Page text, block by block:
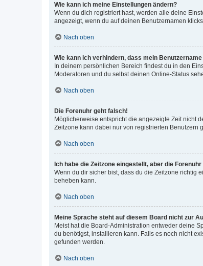
Wie kann ich meine Einstellungen ändern?
Wenn du dich registriert hast, werden alle deine
angezeigt, wenn du auf deinen Benutzernamen
Nach oben
Wie kann ich verhindern, dass mein
In deinem persönlichen Bereich findest du in den
Moderatoren und du selbst deinen Online-Status
Nach oben
Die Forenuhr geht falsch!
Möglicherweise entspricht die angezeigte Zeit nicht
Zeitzone kann dabei nur von registrierten Benutzern
Nach oben
Ich habe die Zeitzone eingestellt, aber die
Wenn du dir sicher bist, dass du die Zeitzone richtig
beheben kann.
Nach oben
Meine Sprache steht auf diesem Board nicht zur
Meist hat die Board-Administration entweder deine
du benötigst, installieren kann. Falls es noch nicht
gefunden werden.
Nach oben